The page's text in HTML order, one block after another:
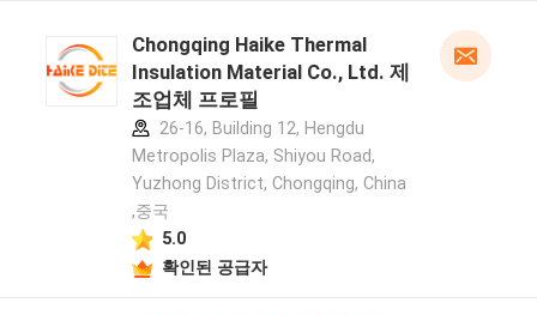
Chongqing Haike Thermal
Insulation Material Co., Ltd. 제
조업체 프로필
26-16, Building 12, Hengdu
Metropolis Plaza, Shiyou Road,
Yuzhong District, Chongqing, China
,중국
5.0
확인된 공급자